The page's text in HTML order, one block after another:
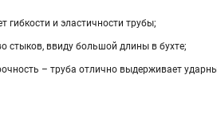
гибкости и эластичности трубы;
стыков, ввиду большой длины в бухте;
– труба отлично выдерживает